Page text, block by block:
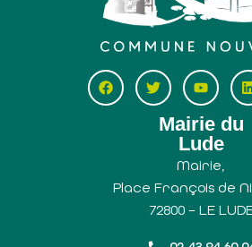
Mairie du
Lude
Mairie,
Place François de
72800 – LE